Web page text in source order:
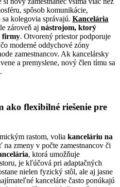
spôsob komunikácie,
kolegovia správajú. Kancelária
zároveň aj nástrojom, ktorý
firmy. Otvorený priestor podporuje
moderné oddychové zóny
zamestnancov. Ak kancelársky
a premyslene, nový člen tímu sa
ako flexibilné riešenie pre
rastom, volia kanceláriu na
na zmeny v počte zamestnancov či
, ktorá umožňuje
je kľúčová pri adaptačných
nielen fyzický stôl, ale aj jasne
kancelárie často ponúkajú